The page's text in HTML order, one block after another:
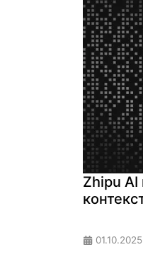
Zhipu
01.10.2025